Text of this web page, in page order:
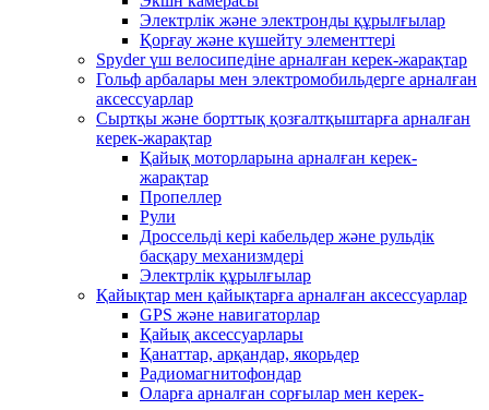
Электрлік және электронды құрылғылар
Қорғау және күшейту элементтері
Spyder үш велосипедіне арналған керек-жарақтар
Гольф арбалары мен электромобильдерге арналған
аксессуарлар
Сыртқы және борттық қозғалтқыштарға арналған
керек-жарақтар
Қайық моторларына арналған керек-
жарақтар
Пропеллер
Рули
Дроссельді кері кабельдер және рульдік
басқару механизмдері
Электрлік құрылғылар
Қайықтар мен қайықтарға арналған аксессуарлар
GPS және навигаторлар
Қайық аксессуарлары
Қанаттар, арқандар, якорьдер
Радиомагнитофондар
Оларға арналған сорғылар мен керек-